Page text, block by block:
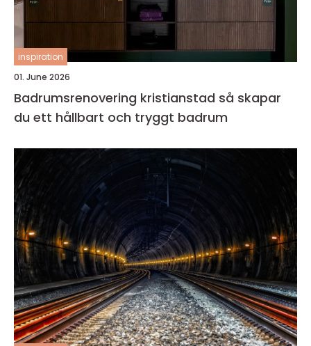
inspiration
01. June 2026
Badrumsrenovering kristianstad så skapar
du ett hållbart och tryggt badrum